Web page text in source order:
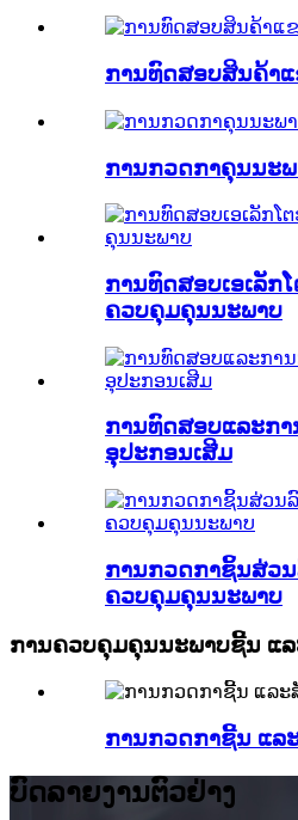
ການທົດສອບສິນຄ້າແ
ການກວດກາຄຸນນະພ
ການທົດສອບເອເລັກ
ຄວບຄຸມຄຸນນະພາບ
ການທົດສອບແລະກ
ອຸປະກອນເສີມ
ການກວດກາຊິ້ນສ່ວ
ຄວບຄຸມຄຸນນະພາບ
ການຄວບຄຸມຄຸນນະພາບຊີ້ນ ແ
ການກວດກາຊີ້ນ ແລ
ບົດລາຍງານຕົວຢ່າງ